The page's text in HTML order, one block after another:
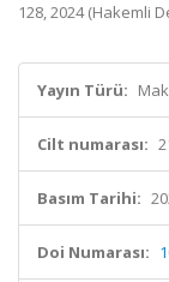
128, 2024 (Hakemli
Yayın Türü:
Cilt numarası:
Basım Tarihi:
Doi Numarası: